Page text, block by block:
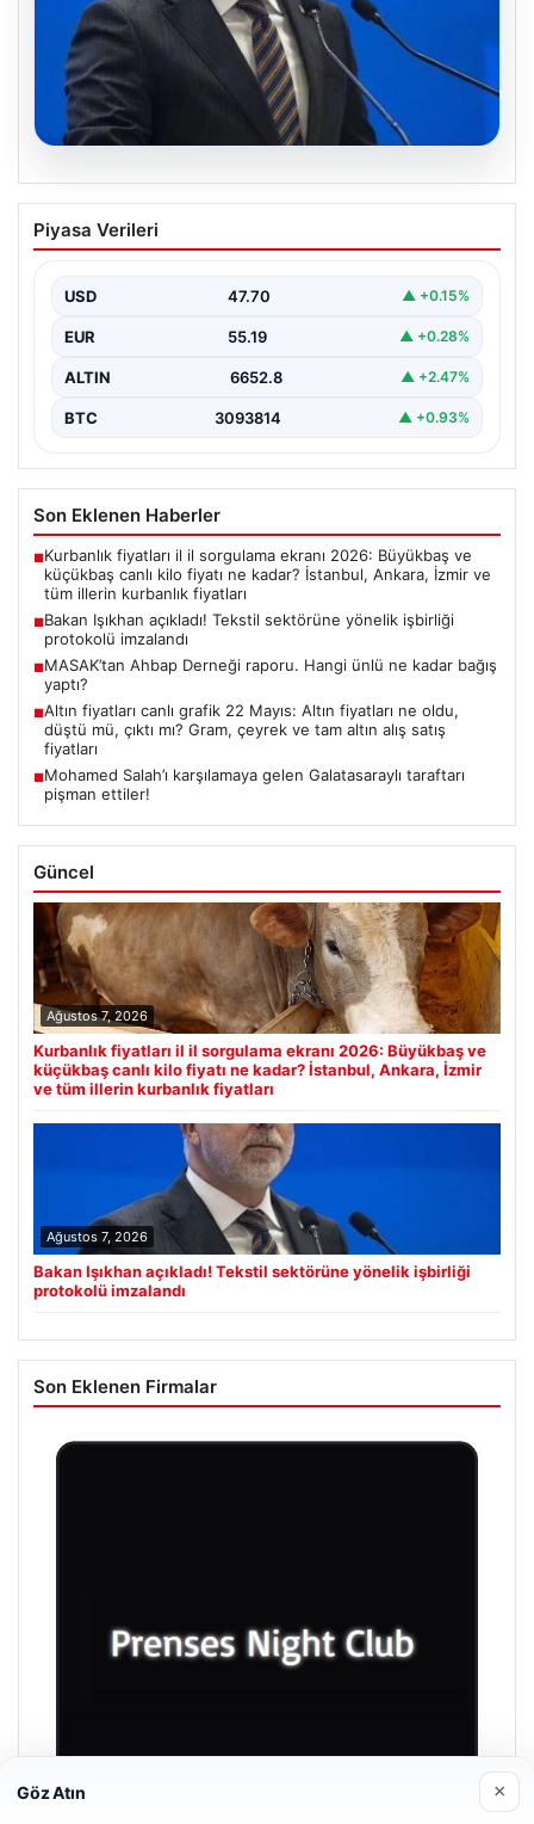
Bakan Işıkhan açıkladı! Tekstil
sektörüne yönelik işbirliği protokolü
Bakanlıktan yapılan açıklamaya göre, imza törenine
Piyasa Verileri
USD 47.70 ▲ +0.15%
EUR 55.19 ▲ +0.28%
ALTIN 6652.8 ▲ +2.47%
BTC 3093814 ▲ +0.93%
Son Eklenen Haberler
■Kurbanlık fiyatları il il sorgulama ekranı 2026: Büyükbaş ve
küçükbaş canlı kilo fiyatı ne kadar? İstanbul, Ankara, İzmir ve
tüm illerin kurbanlık fiyatları
■Bakan Işıkhan açıkladı! Tekstil sektörüne yönelik işbirliği
protokolü imzalandı
■MASAK’tan Ahbap Derneği raporu. Hangi ünlü ne kadar bağış
yaptı?
■Altın fiyatları canlı grafik 22 Mayıs: Altın fiyatları ne oldu,
düştü mü, çıktı mı? Gram, çeyrek ve tam altın alış satış
fiyatları
■Mohamed Salah’ı karşılamaya gelen Galatasaraylı taraftarı
pişman ettiler!
Güncel
Ağustos 7, 2026
Kurbanlık fiyatları il il sorgulama ekranı 2026: Büyükbaş ve
küçükbaş canlı kilo fiyatı ne kadar? İstanbul, Ankara, İzmir
ve tüm illerin kurbanlık fiyatları
Ağustos 7, 2026
Bakan Işıkhan açıkladı! Tekstil sektörüne yönelik işbirliği
protokolü imzalandı
Son Eklenen Firmalar
Göz Atın ×